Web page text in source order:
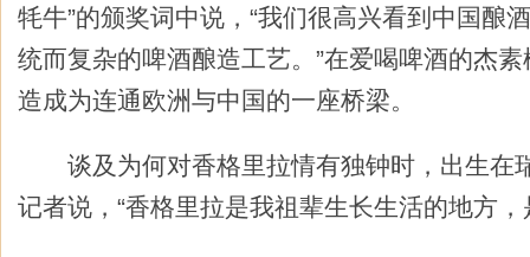
牦牛”的颁奖词中说，“我们很高兴看到中国酿
统而复杂的啤酒酿造工艺。”在爱喝啤酒的杰
造成为连通欧洲与中国的一座桥梁。
谈及为何对香格里拉情有独钟时，出生在
记者说，“香格里拉是我祖辈生长生活的地方，